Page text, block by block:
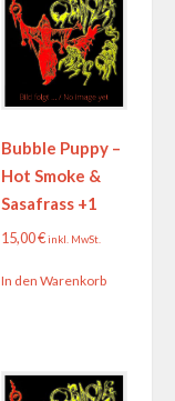
Bubble Puppy –
Hot Smoke &
Sasafrass +1
15,00€inkl. MwSt.
In den Warenkorb